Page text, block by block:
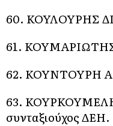
60. ΚΟΥΛΟΥΡΗΣ
61. ΚΟΥΜΑΡΙΩΤΗΣ
62. ΚΟΥΝΤΟΥΡΗ
63.
συνταξιούχος ΔΕΗ.